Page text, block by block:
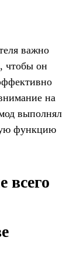
важно
чтобы он
на
выполнял
функцию
всего